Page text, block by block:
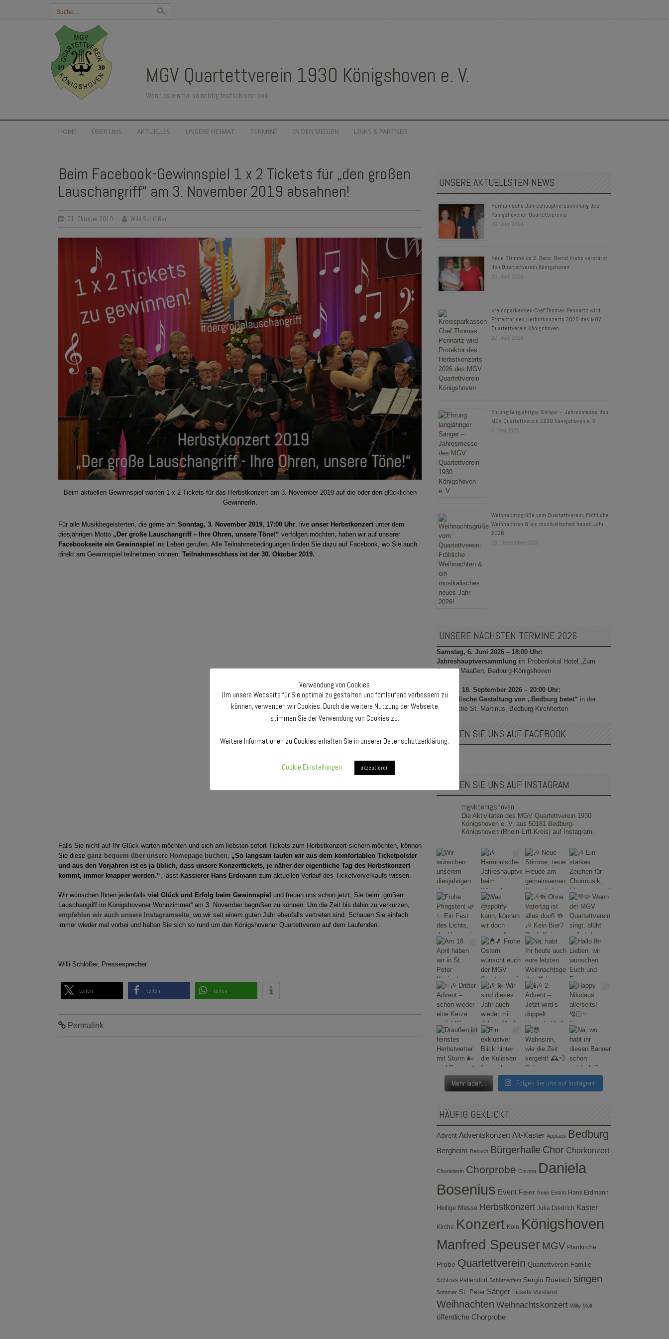
Suchbegriff
eingeben:
MGV Quartettverein 1930 Königshoven e. V.
Wenn es einmal so richtig festlich sein soll…
SKIP
HOME ÜBER UNS AKTUELLES UNSERE HEIMAT TERMINE IN DEN MEDIEN LINKS & PARTNER
Beim Facebook-Gewinnspiel 1 x 2 Tickets für „den großen
Lauschangriff“ am 3. November 2019 absahnen!
21. Oktober 2019 Willi Schlößer
Beim aktuellen Gewinnspiel warten 1 x 2 Tickets für das Herbstkonzert am 3. November 2019 auf die oder den glücklichen
GewinnerIn.
Für alle Musikbegeisterten, die gerne am Sonntag, 3. November 2019, 17:00 Uhr, live unser Herbstkonzert unter dem
diesjährigen Motto „Der große Lauschangriff – Ihre Ohren, unsere Töne!“ verfolgen möchten, haben wir auf unserer
Facebookseite ein Gewinnspiel ins Leben gerufen. Alle Teilnahmebedingungen finden Sie dazu auf Facebook, wo Sie auch
direkt am Gewinnspiel teilnehmen können. Teilnahmeschluss ist der 30. Oktober 2019.
Falls Sie nicht auf Ihr Glück warten möchten und sich am liebsten sofort Tickets zum Herbstkonzert sichern möchten, können
Sie diese ganz bequem über unsere Homepage buchen
„So langsam laufen wir aus dem komfortablen Ticketpolster
und aus den Vorjahren ist es ja üblich, dass unsere Konzerttickets, je näher der eigentliche Tag des Herbstkonzert
kommt, immer knapper werden.“ , lässt Kassierer Hans Erdmann zum aktuellen Verlauf des Ticketvorverkaufs wissen.
Wir wünschen Ihnen jedenfalls viel Glück und Erfolg beim Gewinnspiel und freuen uns schon jetzt, Sie beim „großen
Lauschangriff im Königshovener Wohnzimmer“ am 3. November begrüßen zu können. Um die Zeit bis dahin zu verkürzen,
empfehlen wir auch unsere Instagramseite, wo wir seit einem guten Jahr ebenfalls vertreten sind. Schauen Sie einfach
immer wieder mal vorbei und halten Sie sich so rund um den Königshovener Quartettverein auf dem Laufenden.
Willi Schlößer, Pressesprecher
teilen teilen teilen
Permalink
UNSERE AKTUELLSTEN NEWS
Harmonische Jahreshauptversammlung des
Königshovener Quartettvereins
20. Juni 2026
Neue Stimme im 2. Bass: Bernd Krebs verstärkt
den Quartettverein Königshoven
20. Juni 2026
Kreissparkassen-Chef Thomas Pennartz wird
Protektor des Herbstkonzerts 2026 des MGV
Quartettverein Königshoven
20. Juni 2026
Ehrung langjähriger Sänger – Jahresmesse des
MGV Quartettverein 1930 Königshoven e. V.
1. Mai 2026
Weihnachtsgrüße vom Quartettverein: Fröhliche
Weihnachten & ein musikalisches neues Jahr
2026!
19. Dezember 2025
UNSERE NÄCHSTEN TERMINE 2026
Samstag, 6. Juni 2026 – 18:00 Uhr:
Jahreshauptversammlung im Probenlokal Hotel „Zum
Casino“ Maaßen, Bedburg-Königshoven
Freitag, 18. September 2026 – 20:00 Uhr:
Musikalische Gestaltung von „Bedburg betet“ in der
Pfarrkirche St. Martinus, Bedburg-Kirchherten
FOLGEN SIE UNS AUF FACEBOOK
FOLGEN SIE UNS AUF INSTAGRAM
mgvkoenigshoven
Die Aktivitäten des MGV Quartettverein 1930
Königshoven e. V. aus 50181 Bedburg-
Königshoven (Rhein-Erft-Kreis) auf Instagram.
Mehr laden... Folgen Sie uns auf Instagram
HÄUFIG GEKLICKT
Advent Adventskonzert Alt-Kaster Applaus Bedburg
Bergheim Besuch Bürgerhalle Chor Chorkonzert
Chorleiterin Chorprobe Corona Daniela
Bosenius Event Feier freier Eintritt Hans Erdmann
Heilige Messe Herbstkonzert Julia Diedrich Kaster
Kirche Konzert Köln Königshoven
Manfred Speuser MGV Pfarrkirche
Probe Quartettverein Quartettverein-Familie
Schloss Paffendorf Schützenfest Sergio Ruetsch singen
Sommer St. Peter Sänger Tickets Vorstand
Weihnachten Weihnachtskonzert Willy Moll
öffentliche Chorprobe
Verwendung von Cookies
Um unsere Webseite für Sie optimal zu gestalten und fortlaufend verbessern zu
können, verwenden wir Cookies. Durch die weitere Nutzung der Webseite
stimmen Sie der Verwendung von Cookies zu.
Weitere Informationen zu Cookies erhalten Sie in unserer Datenschutzerklärung.
Cookie Einstellungen akzeptieren